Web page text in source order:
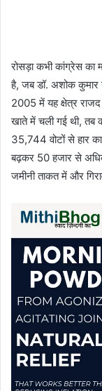
रोसड़ा कभी कांग्रेस का
है, जब डॉ. अशोक
2005 में यह क्षेत्र
खाते में चली गई थी, तब
35,744 वोटों से हार
बढ़कर 50 हजार से
जमीनी ताकत में और